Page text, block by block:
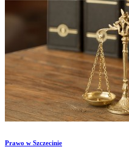
Prawo w Szczecinie